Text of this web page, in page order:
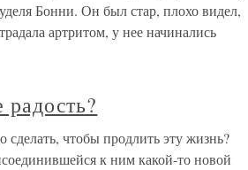
Бонни. Он был стар, плохо видел,
артритом, у нее начинались
сделать, чтобы продлить эту жизнь?
к ним какой-то новой